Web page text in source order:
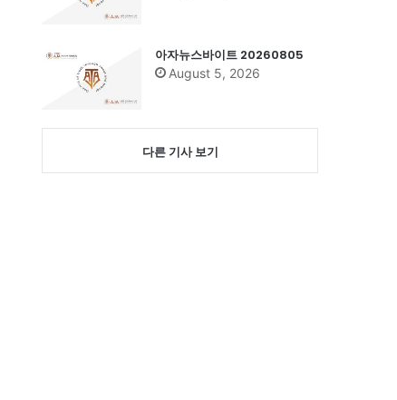
아자뉴스바이트 20260805
August 5, 2026
다른 기사 보기